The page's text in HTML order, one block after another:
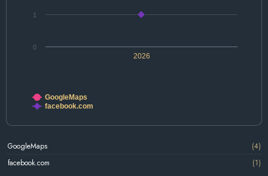
2026
0
1
GoogleMaps
facebook.com
GoogleMaps
(4)
facebook.com
(1)